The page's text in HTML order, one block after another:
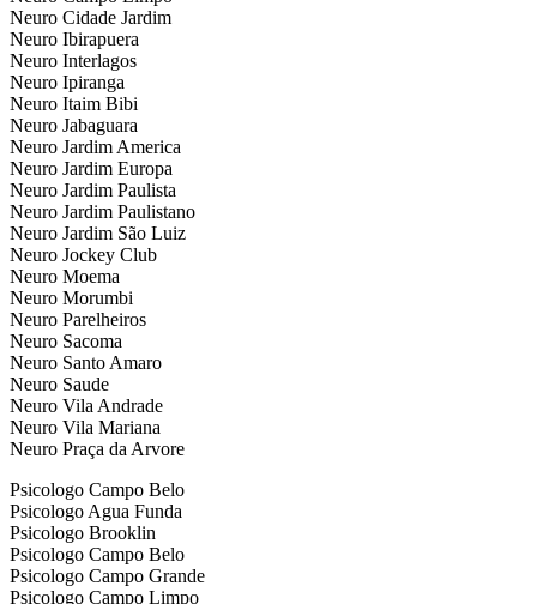
Neuro Cidade Jardim
Neuro Ibirapuera
Neuro Interlagos
Neuro Ipiranga
Neuro Itaim Bibi
Neuro Jabaguara
Neuro Jardim America
Neuro Jardim Europa
Neuro Jardim Paulista
Neuro Jardim Paulistano
Neuro Jardim São Luiz
Neuro Jockey Club
Neuro Moema
Neuro Morumbi
Neuro Parelheiros
Neuro Sacoma
Neuro Santo Amaro
Neuro Saude
Neuro Vila Andrade
Neuro Vila Mariana
Neuro Praça da Arvore
Psicologo Campo Belo
Psicologo Agua Funda
Psicologo Brooklin
Psicologo Campo Belo
Psicologo Campo Grande
Psicologo Campo Limpo